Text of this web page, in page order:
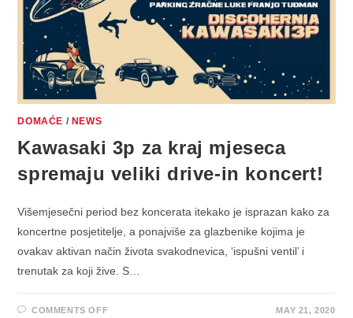
DOMAĆE / NEWS
Kawasaki 3p za kraj mjeseca
spremaju veliki drive-in koncert!
Višemjesečni period bez koncerata itekako je isprazan kako za
koncertne posjetitelje, a ponajviše za glazbenike kojima je
ovakav aktivan način života svakodnevica, ‘ispušni ventil’ i
trenutak za koji žive. S…
COMMENTS OFFON
MAY 21, 2020